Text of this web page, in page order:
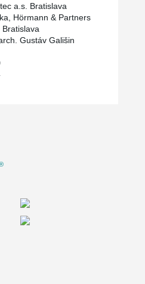
a.s. Bratislava
Hörmann & Partners
Bratislava
Gustáv Gališin